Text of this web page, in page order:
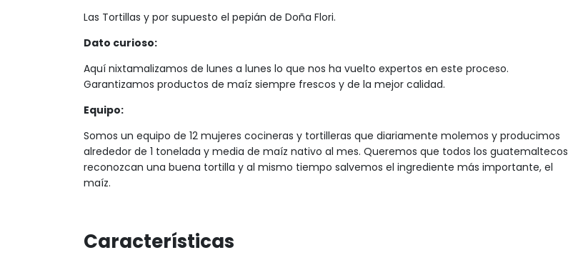
Las Tortillas y por supuesto el pepián de Doña Flori.
Dato curioso:
Aquí nixtamalizamos de lunes a lunes lo que nos ha vuelto expertos en este proceso.
Garantizamos productos de maíz siempre frescos y de la mejor calidad.
Equipo:
Somos un equipo de 12 mujeres cocineras y tortilleras que diariamente molemos y producimos
alrededor de 1 tonelada y media de maíz nativo al mes. Queremos que todos los guatemaltecos
reconozcan una buena tortilla y al mismo tiempo salvemos el ingrediente más importante, el
maíz.
Características